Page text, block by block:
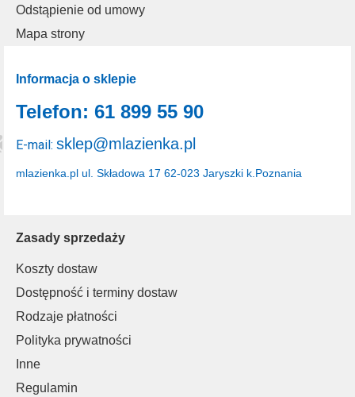
Odstąpienie od umowy
Mapa strony
Zasady sprzedaży
Koszty dostaw
Dostępność i terminy dostaw
Rodzaje płatności
Polityka prywatności
Inne
Regulamin
Informacja o sklepie
mlazienka.pl ul. Składowa 17 62-023 Jaryszki k.Poznania
Telefon: 61 899 55 90
E-mail: sklep@mlazienka.pl